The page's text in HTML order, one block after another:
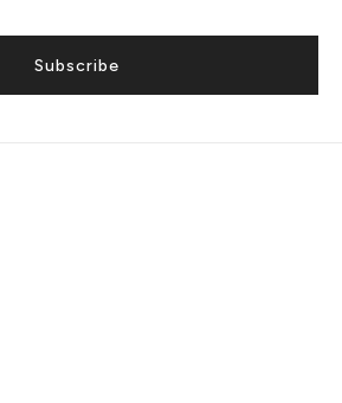
Subscribe